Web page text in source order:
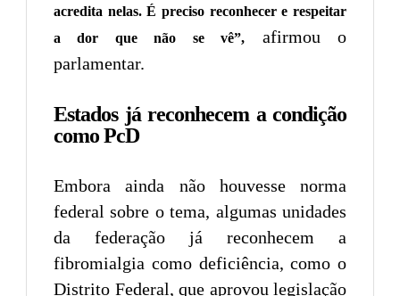
acredita nelas. É preciso reconhecer e respeitar
a dor que não se vê”,
afirmou o
parlamentar.
Estados já reconhecem a condição
como PcD
Embora ainda não houvesse norma
federal sobre o tema, algumas unidades
da federação já reconhecem a
fibromialgia como deficiência, como o
Distrito Federal, que aprovou legislação